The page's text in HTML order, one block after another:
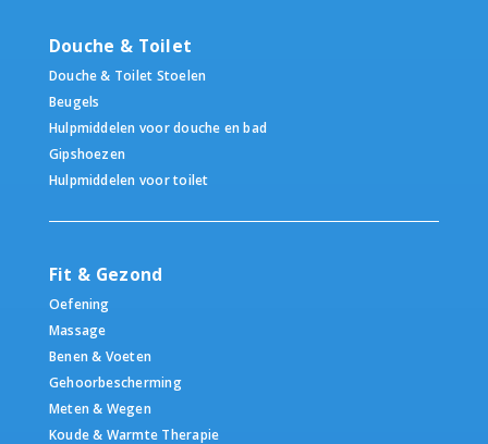
Douche & Toilet
Douche & Toilet Stoelen
Beugels
Hulpmiddelen voor douche en bad
Gipshoezen
Hulpmiddelen voor toilet
Fit & Gezond
Oefening
Massage
Benen & Voeten
Gehoorbescherming
Meten & Wegen
Koude & Warmte Therapie